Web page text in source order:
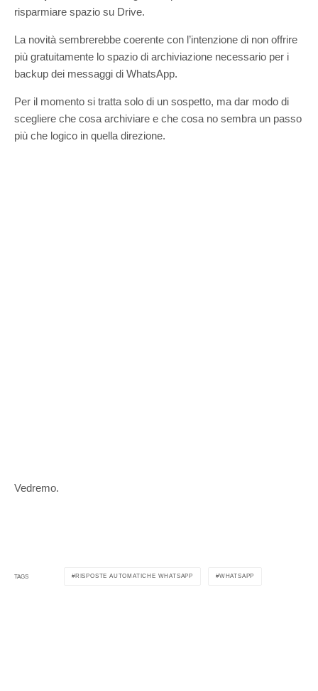
risparmiare spazio su Drive.
La novità sembrerebbe coerente con l’intenzione di non offrire
più gratuitamente lo spazio di archiviazione necessario per i
backup dei messaggi di WhatsApp.
Per il momento si tratta solo di un sospetto, ma dar modo di
scegliere che cosa archiviare e che cosa no sembra un passo
più che logico in quella direzione.
Vedremo.
TAGS RISPOSTE AUTOMATICHE WHATSAPP WHATSAPP